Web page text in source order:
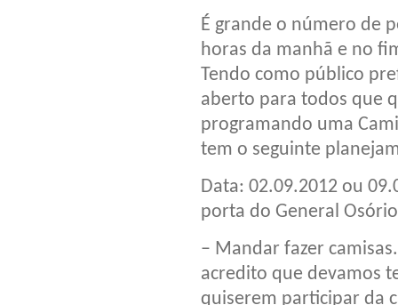
É grande o número de
horas da manhã e no
Tendo como público
aberto para todos que
programando uma
tem o seguinte
Data: 02.09.2012 ou
porta do General
– Mandar fazer
acredito que devamos
quiserem participar da